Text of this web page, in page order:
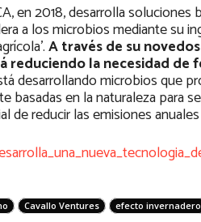
en 2018, desarrolla
a los microbios mediante su
A través de su
reduciendo la necesidad
desarrollando microbios que
en la naturaleza para
reducir las emisiones
Cavallo Ventures efecto invernadero